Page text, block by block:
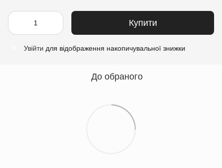
Купити
Увійти для відображення накопичувальної знижки
До обраного